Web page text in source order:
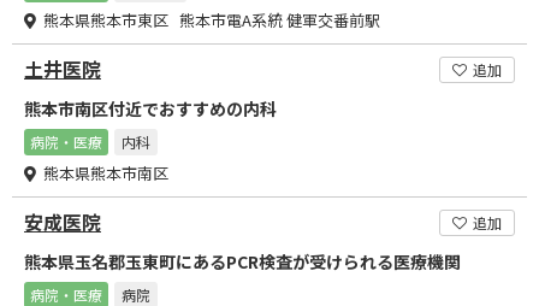
熊本県熊本市東区 熊本市電A系統 健軍交番前駅
土井医院 追加
熊本市南区付近でおすすめの内科
病院・医療 内科
熊本県熊本市南区
安成医院 追加
熊本県玉名郡玉東町にあるPCR検査が受けられる医療機関
病院・医療 病院